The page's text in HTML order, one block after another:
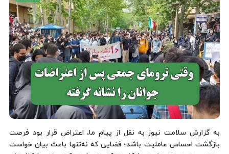
به گزارش سلامت نیوز به نقل از پیام ما، اعتراض قرار بود فرصت
بازگشت احساس عاملیت باشد؛ فضایی که نه‌تنها باعث بیان خواست